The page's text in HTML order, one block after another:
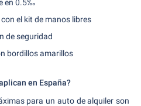
en 0.5‰
el kit de manos libres
de seguridad
bordillos amarillos
en España?
para un auto de alquiler son